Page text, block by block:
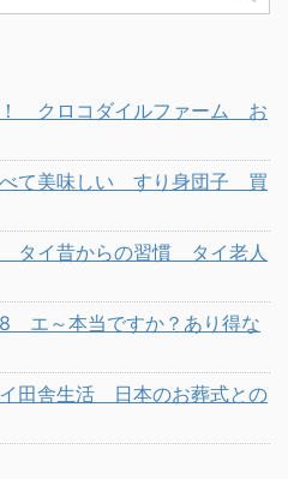
クロコダイルファーム お
て美味しい すり身団子 買
タイ昔からの習慣 タイ老人
エ～本当ですか？あり得な
田舎生活 日本のお葬式との